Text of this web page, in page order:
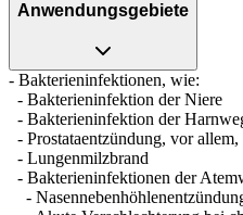
Anwendungsgebiete
- Bakterieninfektionen, wie:
- Bakterieninfektion der Niere
- Bakterieninfektion der
- Prostataentzündung, vor
- Lungenmilzbrand
- Bakterieninfektionen der
-